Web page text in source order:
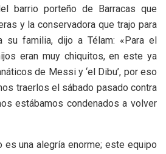
barrio porteño de Barracas que
y la conservadora que trajo para
familia, dijo a Télam: «Para el
eran muy chiquitos, en este ya
de Messi y ‘el Dibu’, por eso
traerlos el sábado pasado contra
estábamos condenados a volver
es una alegría enorme; este equipo